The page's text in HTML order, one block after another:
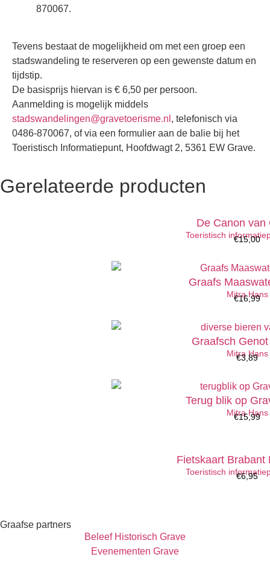
870067.
Tevens bestaat de mogelijkheid om met een groep een
stadswandeling te reserveren op een gewenste datum en
tijdstip.
De basisprijs hiervan is € 6,50 per persoon.
Aanmelding is mogelijk middels
stadswandelingen@gravetoerisme.nl , telefonisch via
0486-870067, of via een formulier aan de balie bij het
Toeristisch Informatiepunt, Hoofdwagt 2, 5361 EW Grave.
Gerelateerde producten
De Canon van
Toeristisch €15,00
Graafs
Mitra Hans
€16,99
Graafsch
Mitra Hans
€3,89
Terug blik op
Mitra Hans
€15,99
Fietskaart Brabant
Toeristisch €6,95
Graafse partners
Beleef Historisch Grave
Evenementen Grave